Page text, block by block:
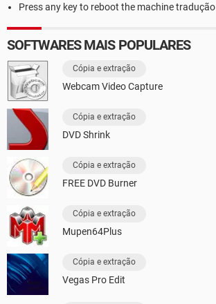
Press any key to reboot the machine tradução
SOFTWARES MAIS POPULARES
Cópia e extração
Webcam Video Capture
Cópia e extração
DVD Shrink
Cópia e extração
FREE DVD Burner
Cópia e extração
Mupen64Plus
Cópia e extração
Vegas Pro Edit